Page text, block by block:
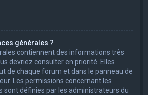
générales ?
contiennent des informations très
devriez consulter en priorité. Elles
de chaque forum et dans le panneau de
Les permissions concernant les
sont définies par les administrateurs du